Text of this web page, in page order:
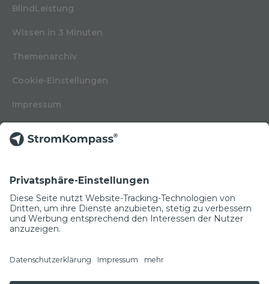
BlindLeistung
Wissen in 3 Minuten
Themenarchiv
Cookie-Einstellungen
Impressum
Kontakt
Glossar